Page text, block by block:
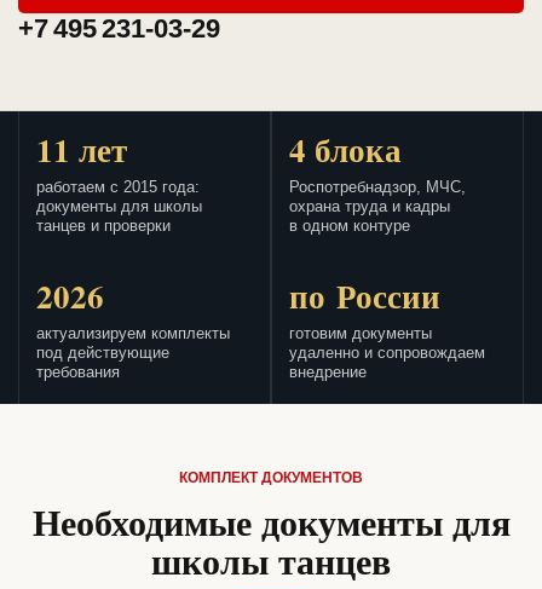
+7 495 231-03-29
11 лет
работаем с 2015 года:
документы для школы
танцев и проверки
4 блока
Роспотребнадзор, МЧС,
охрана труда и кадры
в одном контуре
2026
актуализируем комплекты
под действующие
требования
по России
готовим документы
удаленно и сопровождаем
внедрение
КОМПЛЕКТ ДОКУМЕНТОВ
Необходимые документы для
школы танцев